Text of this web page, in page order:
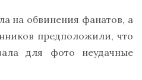
на обвинения фанатов, а
предположили, что
для фото неудачные